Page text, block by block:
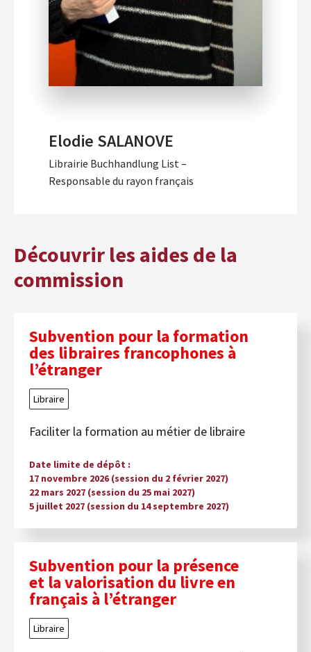
Elodie SALANOVE
Librairie Buchhandlung List –
Responsable du rayon français
Découvrir les aides de la
commission
Subvention pour la formation
des libraires francophones à
l’étranger
Libraire
Faciliter la formation au métier de libraire
Date limite de dépôt
17 novembre 2026 (session du 2 février 2027)
22 mars 2027 (session du 25 mai 2027)
5 juillet 2027 (session du 14 septembre 2027)
Subvention pour la présence
et la valorisation du livre en
français à l’étranger
Libraire